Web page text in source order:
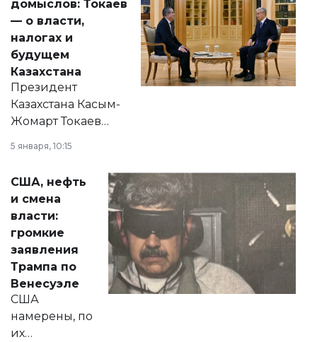
домыслов: Токаев
— о власти,
налогах и
будущем
Казахстана
Президент
Казахстана Касым-
Жомарт Токаев
сразу несколько
актуальных тем —
от слухов о
политических
реформах до
вопросов армии,
экономики и
личного здоровья.
5 января, 10:15
США, нефть
и смена
власти:
громкие
заявления
Трампа по
Венесуэле
США
намерены, по
их